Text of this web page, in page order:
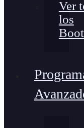
Ver
los